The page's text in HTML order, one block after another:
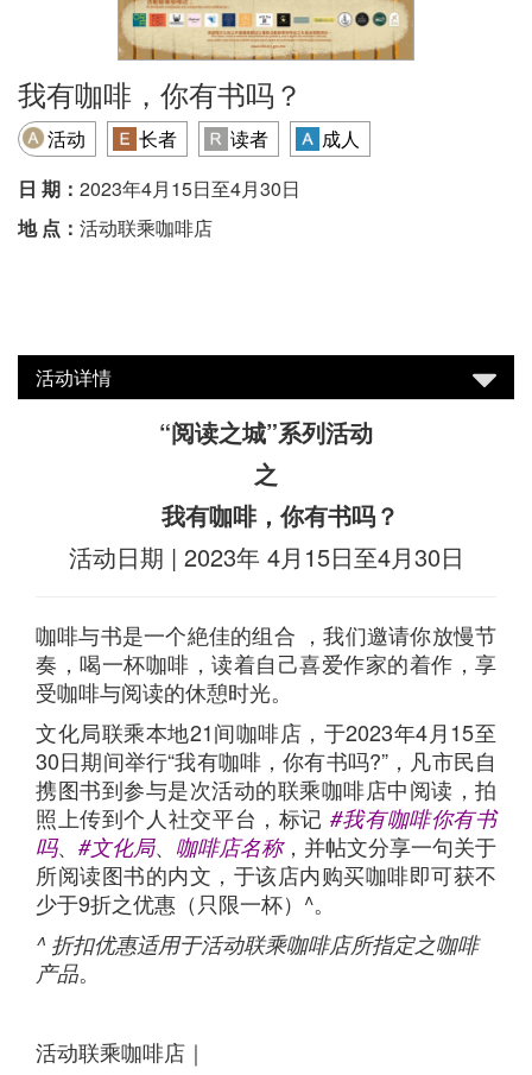
我有咖啡，你有书吗？
活动 长者 读者
成人
日 期： 2023年4月15日至4月30日
地 点： 活动联乘咖啡店
活动详情
“阅读之城”系列活动
之
我有咖啡，你有书吗？
活动日期 | 2023年 4月15日至4月30日
咖啡与书是一个絶佳的组合 ，我们邀请你放慢节
奏，喝一杯咖啡，读着自己喜爱作家的着作，享
受咖啡与阅读的休憩时光。
文化局联乘本地21间咖啡店，于2023年4月15至
30日期间举行“我有咖啡，你有书吗?”，凡市民自
携图书到参与是次活动的联乘咖啡店中阅读，拍
照上传到个人社交平台，标记 #我有咖啡你有书
吗、 #文化局、 咖啡店名称，并帖文分享一句关于
所阅读图书的内文，于该店内购买咖啡即可获不
少于9折之优惠（只限一杯）^。
^ 折扣优惠适用于活动联乘咖啡店所指定之咖啡
产品。
活动联乘咖啡店｜